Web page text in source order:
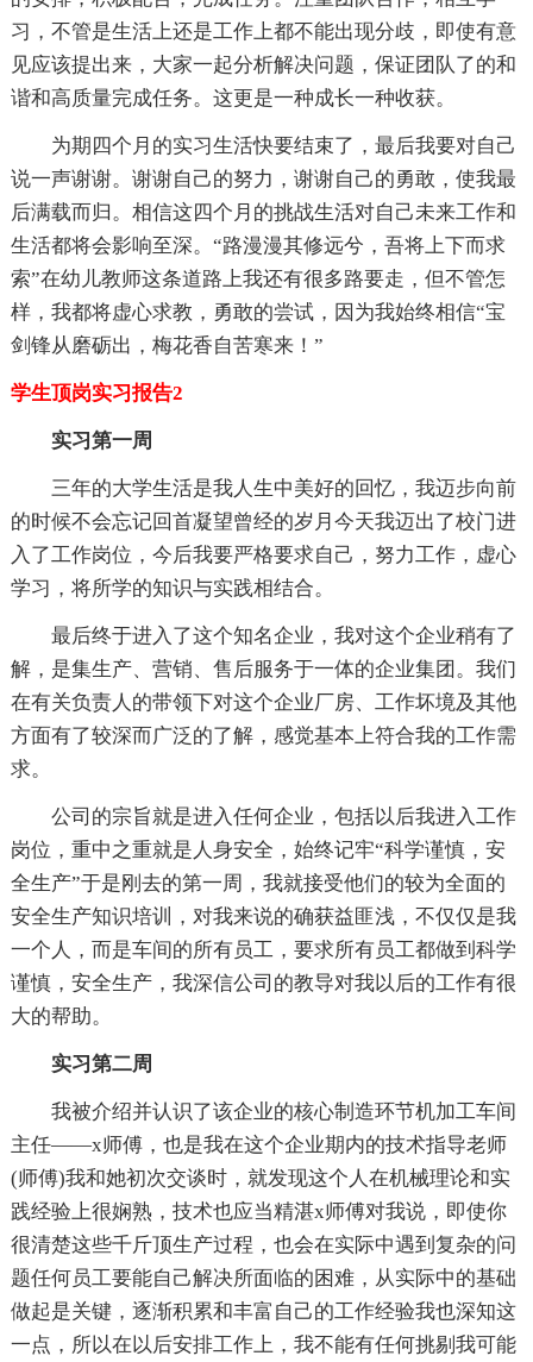
习，不管是生活上还是工作上都不能出现分歧，即使有意
见应该提出来，大家一起分析解决问题，保证团队了的和
谐和高质量完成任务。这更是一种成长一种收获。
为期四个月的实习生活快要结束了，最后我要对自己
说一声谢谢。谢谢自己的努力，谢谢自己的勇敢，使我最
后满载而归。相信这四个月的挑战生活对自己未来工作和
生活都将会影响至深。“路漫漫其修远兮，吾将上下而求
索”在幼儿教师这条道路上我还有很多路要走，但不管怎
样，我都将虚心求教，勇敢的尝试，因为我始终相信“宝
剑锋从磨砺出，梅花香自苦寒来！”
学生顶岗实习报告2
实习第一周
三年的大学生活是我人生中美好的回忆，我迈步向前
的时候不会忘记回首凝望曾经的岁月今天我迈出了校门进
入了工作岗位，今后我要严格要求自己，努力工作，虚心
学习，将所学的知识与实践相结合。
最后终于进入了这个知名企业，我对这个企业稍有了
解，是集生产、营销、售后服务于一体的企业集团。我们
在有关负责人的带领下对这个企业厂房、工作坏境及其他
方面有了较深而广泛的了解，感觉基本上符合我的工作需
求。
公司的宗旨就是进入任何企业，包括以后我进入工作
岗位，重中之重就是人身安全，始终记牢“科学谨慎，安
全生产”于是刚去的第一周，我就接受他们的较为全面的
安全生产知识培训，对我来说的确获益匪浅，不仅仅是我
一个人，而是车间的所有员工，要求所有员工都做到科学
谨慎，安全生产，我深信公司的教导对我以后的工作有很
大的帮助。
实习第二周
我被介绍并认识了该企业的核心制造环节机加工车间
主任——x师傅，也是我在这个企业期内的技术指导老师
(师傅)我和她初次交谈时，就发现这个人在机械理论和实
践经验上很娴熟，技术也应当精湛x师傅对我说，即使你
很清楚这些千斤顶生产过程，也会在实际中遇到复杂的问
题任何员工要能自己解决所面临的困难，从实际中的基础
做起是关键，逐渐积累和丰富自己的工作经验我也深知这
一点，所以在以后安排工作上，我不能有任何挑剔我可能